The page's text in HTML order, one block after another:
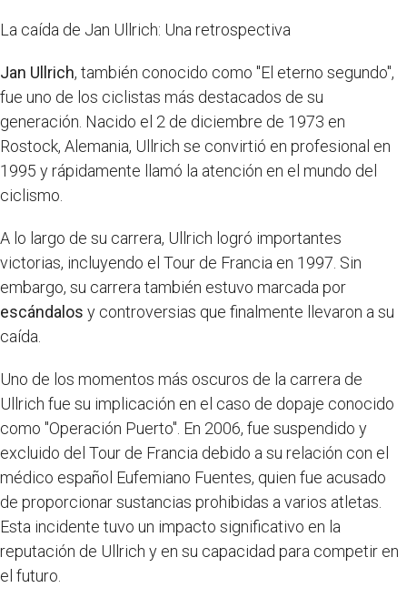
La caída de Jan Ullrich: Una retrospectiva
Jan Ullrich, también conocido como "El eterno segundo",
fue uno de los ciclistas más destacados de su
generación. Nacido el 2 de diciembre de 1973 en
Rostock, Alemania, Ullrich se convirtió en profesional en
1995 y rápidamente llamó la atención en el mundo del
ciclismo.
A lo largo de su carrera, Ullrich logró importantes
victorias, incluyendo el Tour de Francia en 1997. Sin
embargo, su carrera también estuvo marcada por
escándalos y controversias que finalmente llevaron a su
caída.
Uno de los momentos más oscuros de la carrera de
Ullrich fue su implicación en el caso de dopaje conocido
como "Operación Puerto". En 2006, fue suspendido y
excluido del Tour de Francia debido a su relación con el
médico español Eufemiano Fuentes, quien fue acusado
de proporcionar sustancias prohibidas a varios atletas.
Esta incidente tuvo un impacto significativo en la
reputación de Ullrich y en su capacidad para competir en
el futuro.